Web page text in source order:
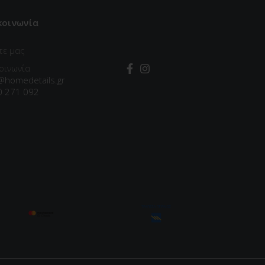
μας
271 092